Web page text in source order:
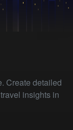
Create detailed
insights in